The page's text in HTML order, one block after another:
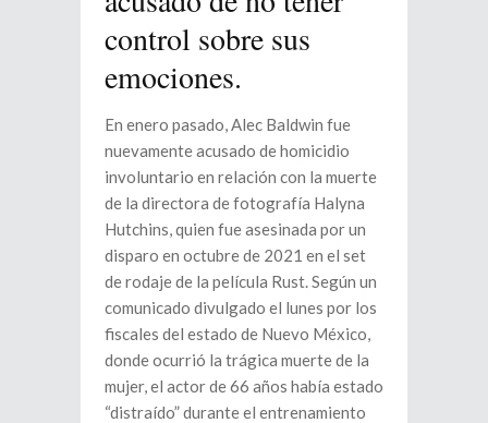
control sobre sus
emociones.
En enero pasado, Alec Baldwin fue
nuevamente acusado de homicidio
involuntario en relación con la muerte
de la directora de fotografía Halyna
Hutchins, quien fue asesinada por un
disparo en octubre de 2021 en el set
de rodaje de la película Rust. Según un
comunicado divulgado el lunes por los
fiscales del estado de Nuevo México,
donde ocurrió la trágica muerte de la
mujer, el actor de 66 años había estado
“distraído” durante el entrenamiento